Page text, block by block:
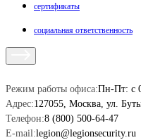
сертификаты
социальная ответственность
Режим работы офиса:Пн-Пт: с
Адрес:127055, Москва, ул.
Телефон:8 (800) 500-64-47
E-mail:legion@legionsecurity.ru